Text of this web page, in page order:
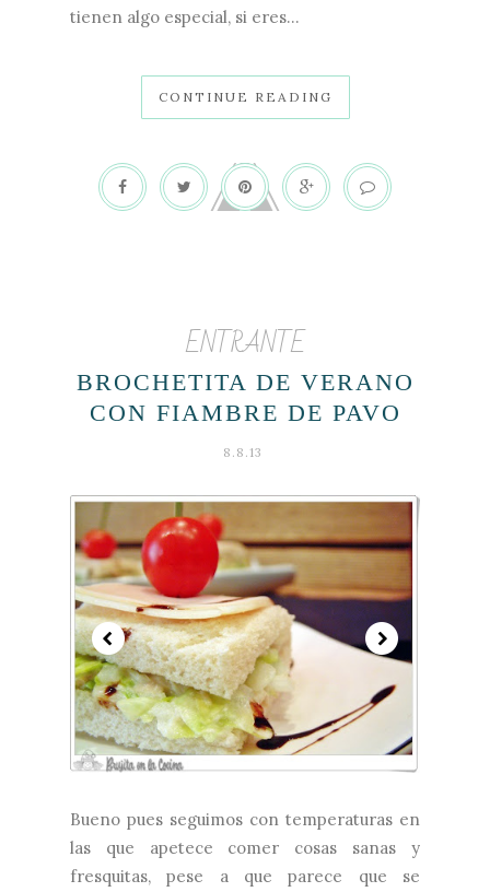
tienen algo especial, si eres...
CONTINUE READING
ENTRANTE
BROCHETITA DE VERANO
CON FIAMBRE DE PAVO
8.8.13
Bueno pues seguimos con temperaturas en
las que apetece comer cosas sanas y
fresquitas, pese a que parece que se